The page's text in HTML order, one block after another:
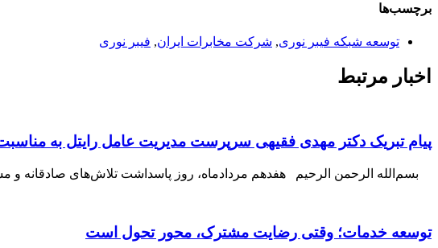
برچسب‌ها
توسعه شبکه فیبر نوری, شرکت مخابرات ایران, فیبر نوری
اخبار مرتبط
پیام تبریک دکتر مهدی فقیهی سرپرست مدیریت عامل رایتل به مناسبت ۱۷ مرداد، روز
بسم‌الله الرحمن الرحیم هفدهم مردادماه، روز پاسداشت تلاش‌های صادقانه و
توسعه خدمات؛ وقتی رضایت مشترک، محور تحول است